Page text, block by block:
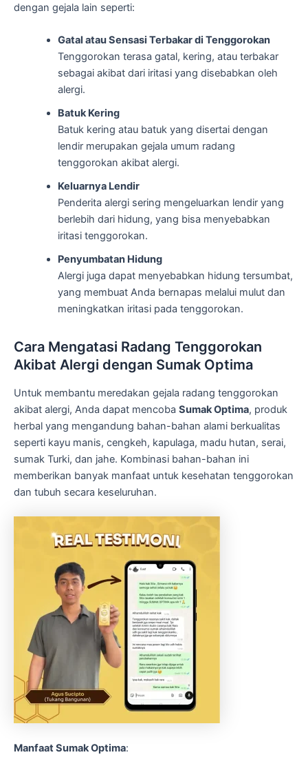
dengan gejala lain seperti:
Gatal atau Sensasi Terbakar di Tenggorokan
Tenggorokan terasa gatal, kering, atau terbakar
sebagai akibat dari iritasi yang disebabkan oleh
alergi.
Batuk Kering
Batuk kering atau batuk yang disertai dengan
lendir merupakan gejala umum radang
tenggorokan akibat alergi.
Keluarnya Lendir
Penderita alergi sering mengeluarkan lendir yang
berlebih dari hidung, yang bisa menyebabkan
iritasi tenggorokan.
Penyumbatan Hidung
Alergi juga dapat menyebabkan hidung tersumbat,
yang membuat Anda bernapas melalui mulut dan
meningkatkan iritasi pada tenggorokan.
Cara Mengatasi Radang Tenggorokan
Akibat Alergi dengan Sumak Optima
Untuk membantu meredakan gejala radang tenggorokan
akibat alergi, Anda dapat mencoba Sumak Optima, produk
herbal yang mengandung bahan-bahan alami berkualitas
seperti kayu manis, cengkeh, kapulaga, madu hutan, serai,
sumak Turki, dan jahe. Kombinasi bahan-bahan ini
memberikan banyak manfaat untuk kesehatan tenggorokan
dan tubuh secara keseluruhan.
Manfaat Sumak Optima: